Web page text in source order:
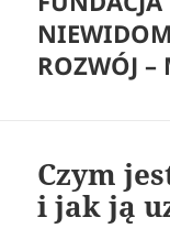
ROZWÓJ –
Czym
i jak ją